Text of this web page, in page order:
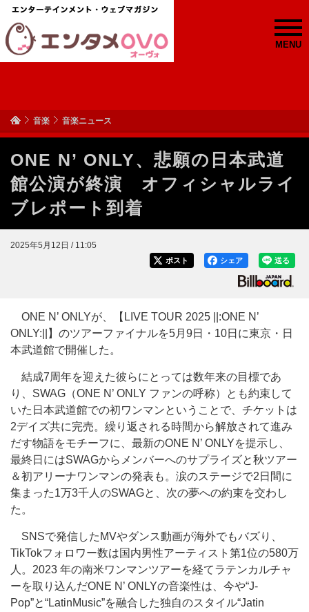
MENU
音楽 音楽ニュース
ONE N’ ONLY、悲願の日本武道
館公演が終演 オフィシャルライ
ブレポート到着
2025年5月12日 / 11:05
送る
シェア
ポスト
ONE N’ ONLYが、【LIVE TOUR 2025 ||:ONE N’
ONLY:||】のツアーファイナルを5月9日・10日に東京・日
本武道館で開催した。
結成7周年を迎えた彼らにとっては数年来の目標であ
り、SWAG（ONE N’ ONLY ファンの呼称）とも約束して
いた日本武道館での初ワンマンということで、チケットは
2デイズ共に完売。繰り返される時間から解放されて進み
だす物語をモチーフに、最新のONE N’ ONLYを提示し、
最終日にはSWAGからメンバーへのサプライズと秋ツアー
＆初アリーナワンマンの発表も。涙のステージで2日間に
集まった1万3千人のSWAGと、次の夢への約束を交わし
た。
SNSで発信したMVやダンス動画が海外でもバズり、
TikTokフォロワー数は国内男性アーティスト第1位の580万
人。2023 年の南米ワンマンツアーを経てラテンカルチャ
ーを取り込んだONE N’ ONLYの音楽性は、今や“J-
Pop”と“LatinMusic”を融合した独自のスタイル“Jatin